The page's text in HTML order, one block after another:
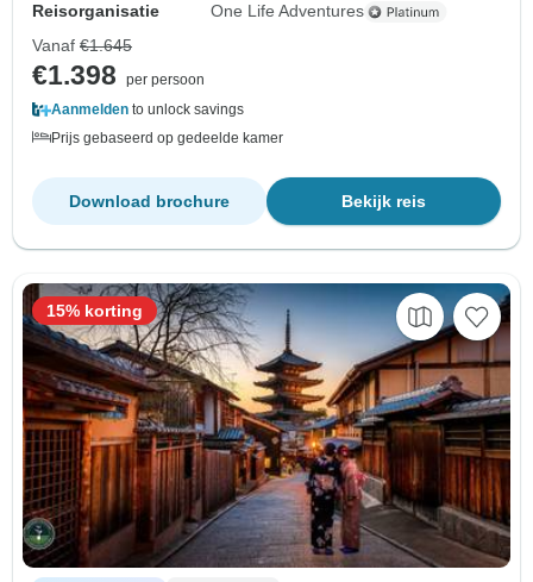
Reisorganisatie
One Life Adventures
Vanaf €1.645
€1.398
per persoon
Aanmelden to unlock savings
Prijs gebaseerd op gedeelde kamer
Bekijk reis
Download brochure
15% korting